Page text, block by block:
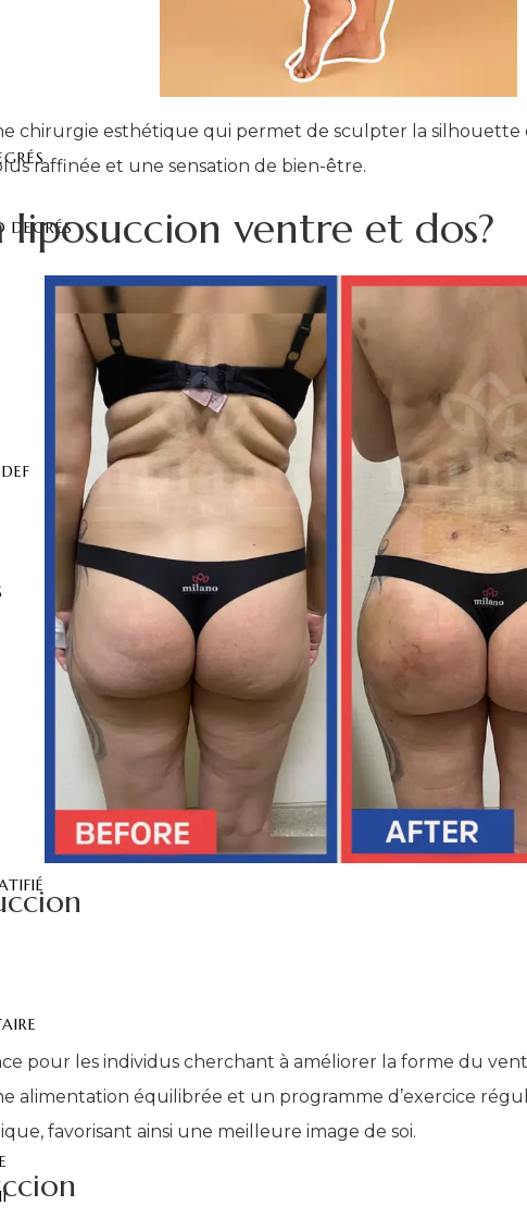
chirurgie esthétique qui permet de sculpter la silhouette
raffinée et une sensation de bien-être.
liposuccion ventre et dos?
pour les individus cherchant à améliorer la forme du
alimentation équilibrée et un programme d’exercice
favorisant ainsi une meilleure image de soi.